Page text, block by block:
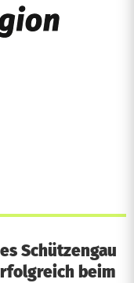
Schützengau
beim